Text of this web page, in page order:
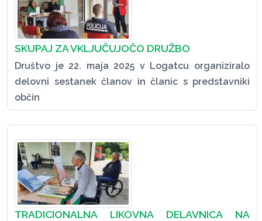
SKUPAJ ZA VKLJUČUJOČO DRUŽBO
Društvo je 22. maja 2025 v Logatcu organiziralo
delovni sestanek članov in članic s predstavniki
občin
TRADICIONALNA LIKOVNA DELAVNICA NA